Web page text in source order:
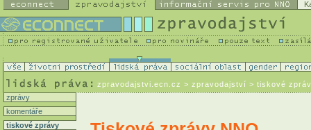
zpravodajstvi.ecn.cz > zpravodajství > tiskové
zprávy
komentáře
tiskové zprávy